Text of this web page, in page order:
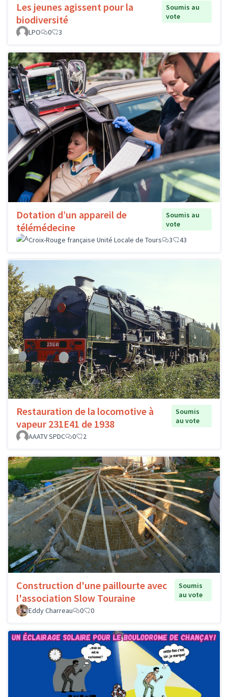
Les jeunes agissent pour la
biodiversité
Soumis au
vote
LPO
0 3
Dotation d’un appareil de
télémédecine
Soumis au
vote
Croix-Rouge française Unité Locale de Tours
3 43
Restauration de la locomotive à
vapeur 231E41 de 1938
Soumis
au vote
AAATV SPDC
0 2
Construction d'une paillourte avec
l'association Slow Touraine
Soumis
au vote
Eddy Charreau
0 0